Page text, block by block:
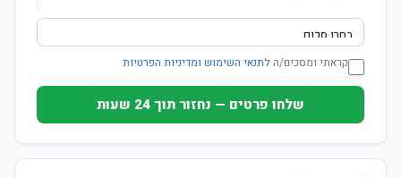
קראתי ומסכים/ה לתנאי השימוש ומדיניות הפרטיות
שלחו פרטים — נחזור תוך 24 שעות